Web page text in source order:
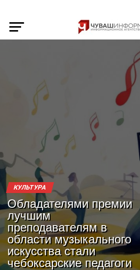
КУЛЬТУРА
Обладателями премии
лучшим
преподавателям в
области музыкального
искусства стали
чебоксарские педагоги